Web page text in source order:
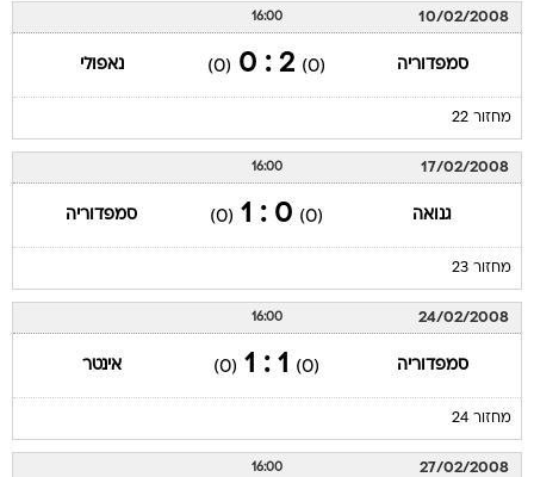
10/02/2008
16:00
סמפדוריה (0)
2 : 0
(0) נאפולי
מחזור 22
17/02/2008
16:00
גנואה (0)
0 : 1
(0) סמפדוריה
מחזור 23
24/02/2008
16:00
סמפדוריה (0)
1 : 1
(0) אינטר
מחזור 24
27/02/2008
16:00